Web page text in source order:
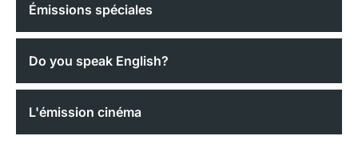
Émissions spéciales
Do you speak English?
L'émission cinéma